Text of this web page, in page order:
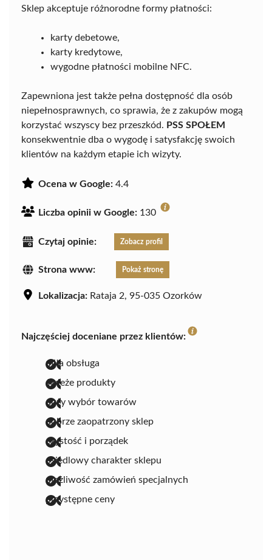
Sklep akceptuje różnorodne formy płatności:
karty debetowe,
karty kredytowe,
wygodne płatności mobilne NFC.
Zapewniona jest także pełna dostępność dla osób
niepełnosprawnych, co sprawia, że z zakupów mogą
korzystać wszyscy bez przeszkód. PSS SPOŁEM
konsekwentnie dba o wygodę i satysfakcję swoich
klientów na każdym etapie ich wizyty.
Ocena w Google: 4.4
Liczba opinii w Google: 130
Czytaj opinie: Zobacz profil
Strona www: Pokaż stronę
Lokalizacja: Rataja 2, 95-035 Ozorków
Najczęściej doceniane przez klientów:
miła obsługa
świeże produkty
duży wybór towarów
dobrze zaopatrzony sklep
czystość i porządek
osiedlowy charakter sklepu
możliwość zamówień specjalnych
przystępne ceny